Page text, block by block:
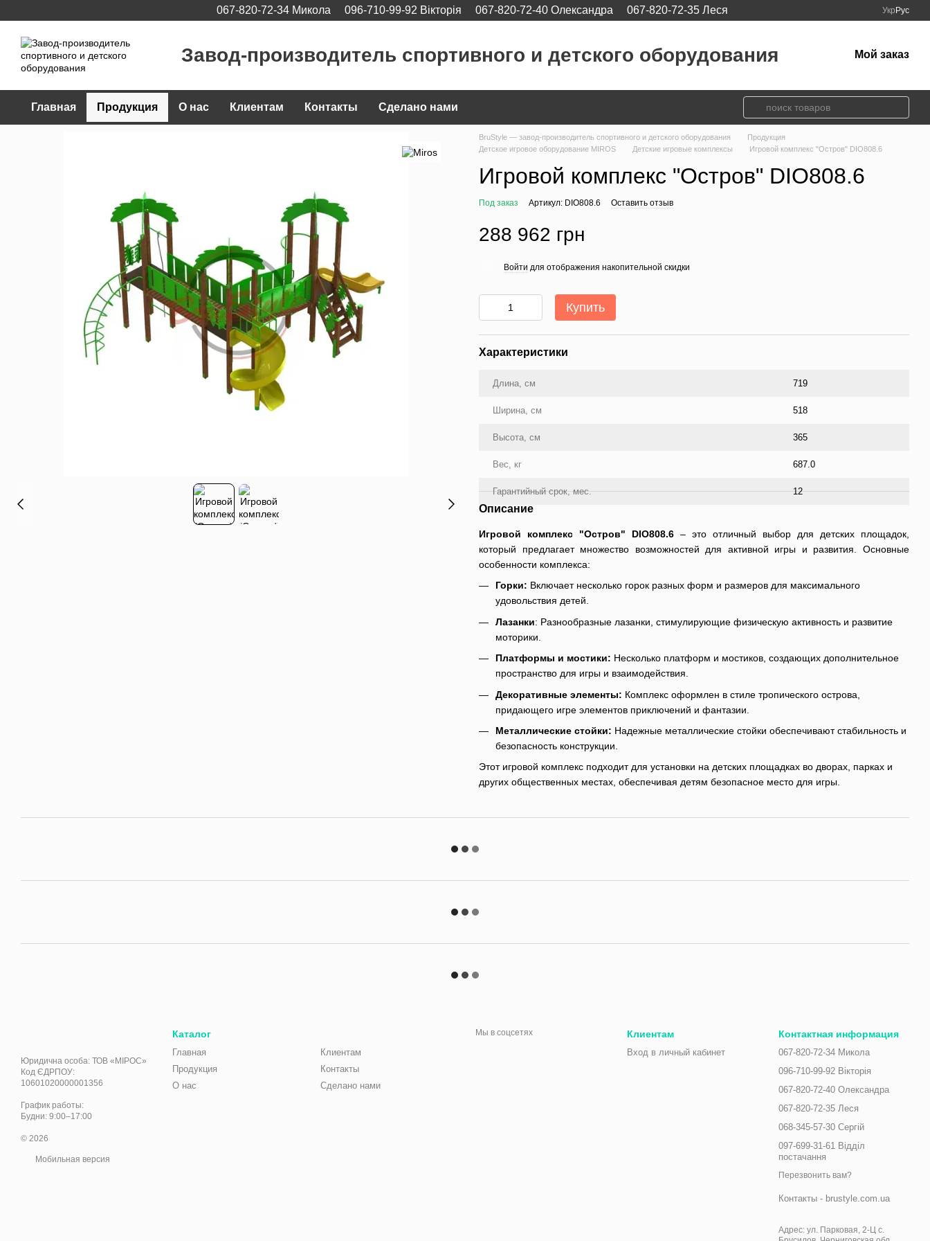
067-820-72-34 Микола 096-710-99-92 Вікторія 067-820-72-40 Олександра 067-820-72-35 Леся Укр Рус
Завод-производитель спортивного и детского оборудования Мой заказ
Главная Продукция О нас Клиентам Контакты Сделано нами
BruStyle — завод-производитель спортивного и детского оборудования
Продукция
Детское игровое оборудование MIROS
Детские игровые комплексы Игровой комплекс "Остров" DIO808.6
Игровой комплекс "Остров" DIO808.6
Под заказ Артикул: DIO808.6 Оставить отзыв
288 962 грн
Войти для отображения накопительной скидки
Купить
Характеристики
Длина, см 719
Ширина, см 518
Высота, см 365
Вес, кг 687.0
Гарантийный срок, мес. 12
Описание
Игровой комплекс "Остров" DIO808.6 – это отличный выбор для детских площадок,
который предлагает множество возможностей для активной игры и развития. Основные
особенности комплекса:
Горки: Включает несколько горок разных форм и размеров для максимального
удовольствия детей.
Лазанки: Разнообразные лазанки, стимулирующие физическую активность и развитие
моторики.
Платформы и мостики: Несколько платформ и мостиков, создающих дополнительное
пространство для игры и взаимодействия.
Декоративные элементы: Комплекс оформлен в стиле тропического острова,
придающего игре элементов приключений и фантазии.
Металлические стойки: Надежные металлические стойки обеспечивают стабильность и
безопасность конструкции.
Этот игровой комплекс подходит для установки на детских площадках во дворах, парках и
других общественных местах, обеспечивая детям безопасное место для игры.
Юридична особа: ТОВ «МІРОС»
Код ЄДРПОУ:
10601020000001356
График работы:
Будни: 9:00–17:00
© 2026
Мобильная версия
Каталог
Главная
Продукция
О нас
Клиентам
Контакты
Сделано нами
Мы в соцсетях Клиентам
Вход в личный кабинет
Контактная информация
067-820-72-34 Микола
096-710-99-92 Вікторія
067-820-72-40 Олександра
067-820-72-35 Леся
068-345-57-30 Сергій
097-699-31-61 Відділ
постачання
Перезвонить вам?
Контакты - brustyle.com.ua
Адрес: ул. Парковая, 2-Ц с.